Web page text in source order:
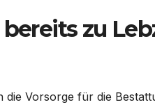
zu
Vorsorge für die